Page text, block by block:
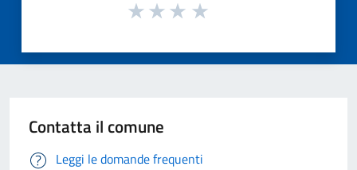
Contatta il comune
Leggi le domande frequenti